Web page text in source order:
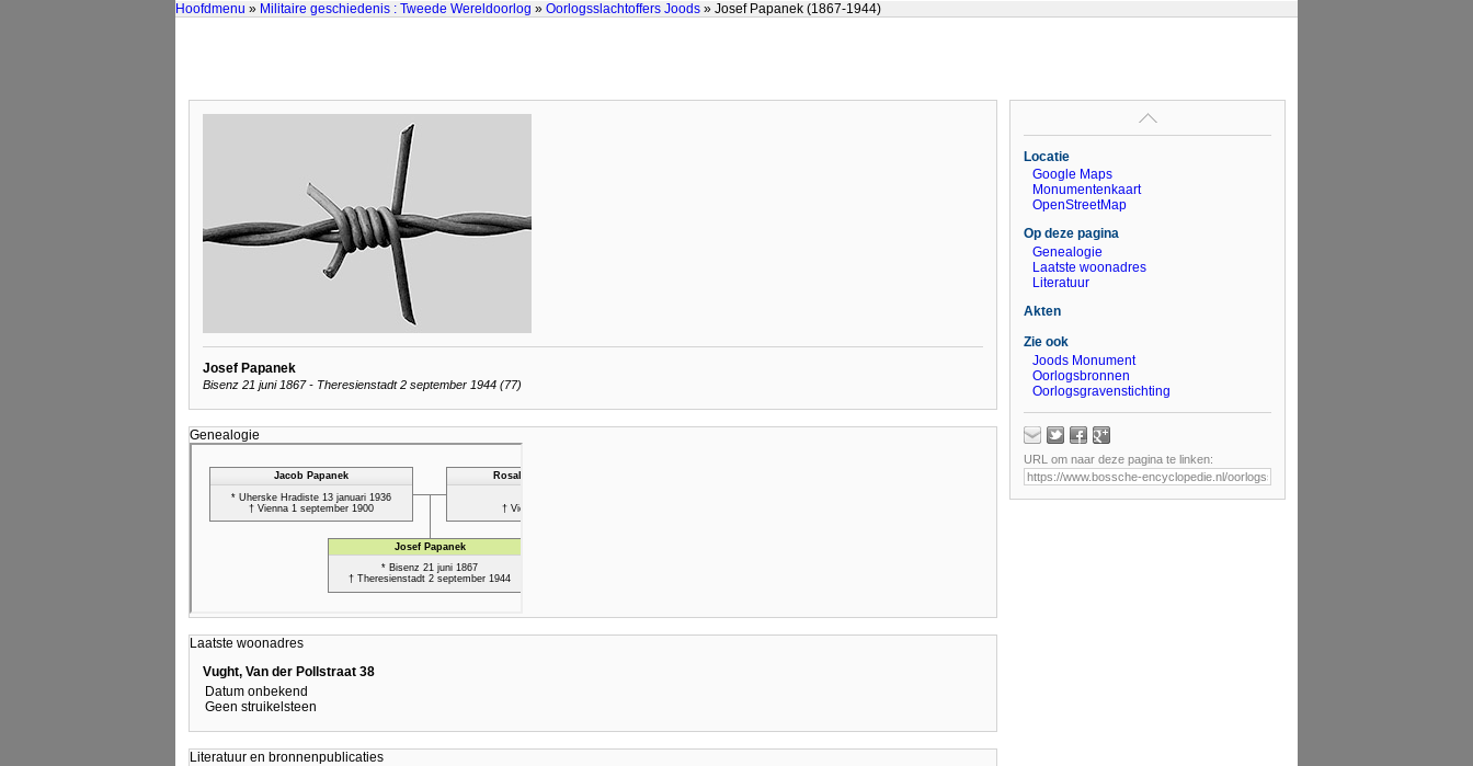
Hoofdmenu » Militaire geschiedenis : Tweede Wereldoorlog » Oorlogsslachtoffers Joods » Josef Papanek (1867-1944)
Josef Papanek
Bisenz 21 juni 1867 - Theresienstadt 2 september 1944 (77)
Genealogie
Laatste woonadres
Vught, Van der Pollstraat 38
Datum onbekend
Geen struikelsteen
Literatuur en bronnenpublicaties
Locatie
Google Maps
Monumentenkaart
OpenStreetMap
Op deze pagina
Genealogie
Laatste woonadres
Literatuur
Akten
Zie ook
Joods Monument
Oorlogsbronnen
Oorlogsgravenstichting
URL om naar deze pagina te linken: